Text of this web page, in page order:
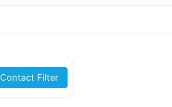
Contact Filter